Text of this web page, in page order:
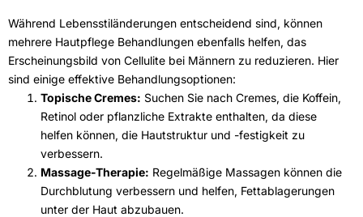
Während Lebensstiländerungen entscheidend sind, können
mehrere Hautpflege Behandlungen ebenfalls helfen, das
Erscheinungsbild von Cellulite bei Männern zu reduzieren. Hier
sind einige effektive Behandlungsoptionen:
Topische Cremes: Suchen Sie nach Cremes, die Koffein,
Retinol oder pflanzliche Extrakte enthalten, da diese
helfen können, die Hautstruktur und -festigkeit zu
verbessern.
Massage-Therapie: Regelmäßige Massagen können die
Durchblutung verbessern und helfen, Fettablagerungen
unter der Haut abzubauen.